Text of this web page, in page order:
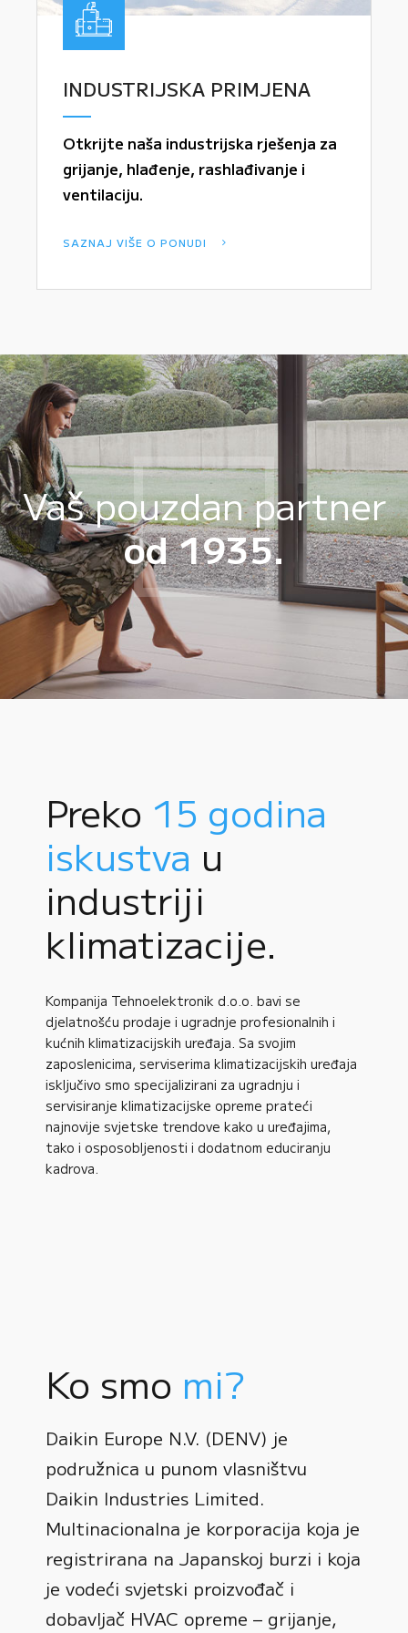
INDUSTRIJSKA PRIMJENA
Otkrijte naša industrijska rješenja za
grijanje, hlađenje, rashlađivanje i
ventilaciju.
SAZNAJ VIŠE O PONUDI
Vaš pouzdan partner
od 1935.
Preko 15 godina
iskustva u
industriji
klimatizacije.
Kompanija Tehnoelektronik d.o.o. bavi se
djelatnošću prodaje i ugradnje profesionalnih i
kućnih klimatizacijskih uređaja. Sa svojim
zaposlenicima, serviserima klimatizacijskih uređaja
isključivo smo specijalizirani za ugradnju i
servisiranje klimatizacijske opreme prateći
najnovije svjetske trendove kako u uređajima,
tako i osposobljenosti i dodatnom educiranju
kadrova.
Ko smo mi?
Daikin Europe N.V. (DENV) je
podružnica u punom vlasništvu
Daikin Industries Limited.
Multinacionalna je korporacija koja je
registrirana na Japanskoj burzi i koja
je vodeći svjetski proizvođač i
dobavljač HVAC opreme – grijanje,
0